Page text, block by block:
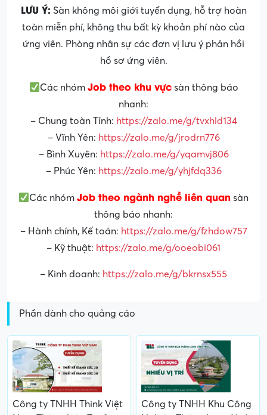
LƯU Ý: Sàn không môi giới tuyển dụng, hỗ trợ hoàn
toàn miễn phí, không thu bất kỳ khoản phí nào của
ứng viên. Phòng nhân sự các đơn vị lưu ý phản hồi
hồ sơ ứng viên.
Các nhóm Job theo khu vựcsàn thông báo
nhanh:
– Chung toàn Tỉnh: https://zalo.me/g/tvxhld134
– Vĩnh Yên: https://zalo.me/g/jrodrn776
– Bình Xuyên: https://zalo.me/g/yqamvj806
– Phúc Yên: https://zalo.me/g/yhjfdq336
Các nhómJob theo ngành nghề liên quan sàn
thông báo nhanh:
– Hành chính, Kế toán: https://zalo.me/g/fzhdow757
– Kỹ thuật: https://zalo.me/g/ooeobi061
– Kinh doanh: https://zalo.me/g/bkrnsx555
Phần dành cho quảng cáo
Công ty TNHH Think Việt
Công ty TNHH Khu Công